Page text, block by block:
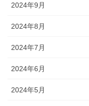
2024年9月
2024年8月
2024年7月
2024年6月
2024年5月